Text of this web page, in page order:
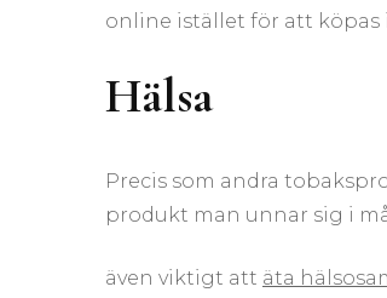
online istället för att köpas
Hälsa
Precis som andra
produkt man unnar sig i
även viktigt att äta